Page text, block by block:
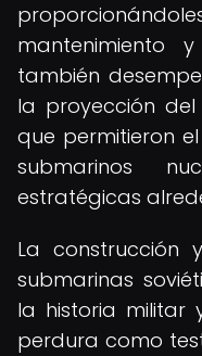
mantenimiento
también
la proyección
que permitieron
submarinos
estratégicas
La construcción
submarinas
la historia militar
perdura como